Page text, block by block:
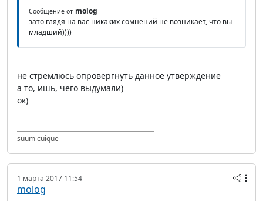
Сообщение от molog
зато глядя на вас никаких сомнений не возникает, что вы
младший))))
не стремлюсь опровергнуть данное утверждение
а то, ишь, чего выдумали)
ок)
suum cuique
1 марта 2017 11:54
molog